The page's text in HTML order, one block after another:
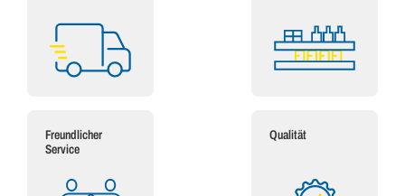
Freundlicher
Service
Qualität